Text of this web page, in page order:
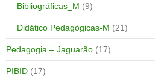
Bibliográficas_M (9)
Didático Pedagógicas-M (21)
Pedagogia – Jaguarão (17)
PIBID (17)